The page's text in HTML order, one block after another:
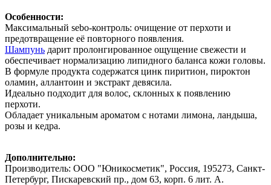
Особенности:
Максимальный sebo-контроль: очищение от перхоти и
предотвращение её повторного появления.
Шампунь дарит пролонгированное ощущение свежести и
обеспечивает нормализацию липидного баланса кожи головы.
В формуле продукта содержатся цинк пиритион, пироктон
оламин, аллантоин и экстракт девясила.
Идеально подходит для волос, склонных к появлению
перхоти.
Обладает уникальным ароматом с нотами лимона, ландыша,
розы и кедра.
Дополнительно:
Производитель: ООО "Юникосметик", Россия, 195273, Санкт-
Петербург, Пискаревский пр., дом 63, корп. 6 лит. А.